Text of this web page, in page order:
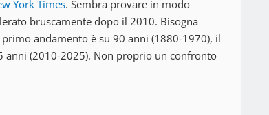
York Times. Sembra provare in modo
bruscamente dopo il 2010. Bisogna
andamento è su 90 anni (1880-1970), il
anni (2010-2025). Non proprio un confronto